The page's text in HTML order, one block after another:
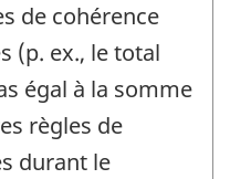
de cohérence
(p. ex., le total
égal à la somme
règles de
durant le